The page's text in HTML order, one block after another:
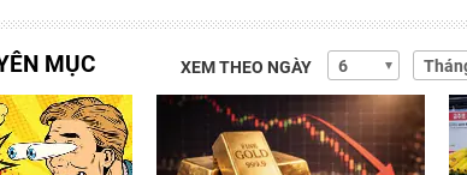
MỤC XEM THEO NGÀY